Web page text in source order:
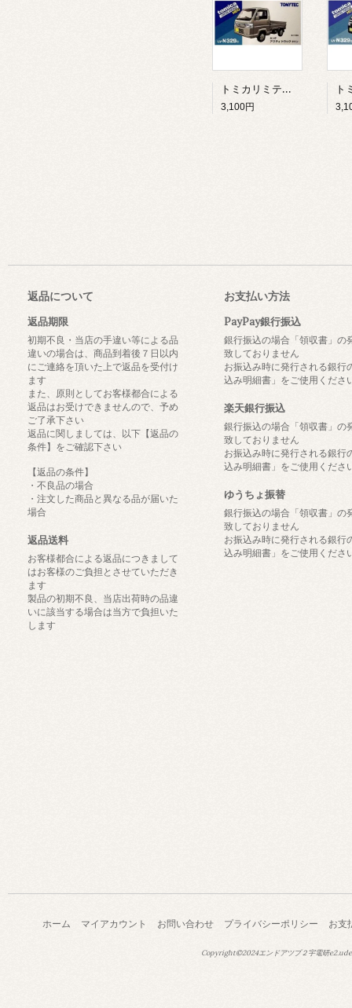
トミカリミテッドヴィンテージ ネオ LV-N329c ホンダ アクティ トラック タウン・銀
3,100円
返品について
返品期限
初期不良・当店の手違い等による品
違いの場合は、商品到着後７日以内
にご連絡を頂いた上で返品を受付け
ます
また、原則としてお客様都合による
返品はお受けできませんので、予め
ご了承下さい
返品に関しましては、以下【返品の
条件】をご確認下さい
【返品の条件】
・不良品の場合
・注文した商品と異なる品が届いた
場合
返品送料
お客様都合による返品につきまして
はお客様のご負担とさせていただき
ます
製品の初期不良、当店出荷時の品違
いに該当する場合は当方で負担いた
します
お支払い方法
PayPay銀行振込
銀行振込の場合「領収書」の
致しておりません
お振込み時に発行される銀行
込み明細書」をご使用くださ
楽天銀行振込
銀行振込の場合「領収書」の
致しておりません
お振込み時に発行される銀行
込み明細書」をご使用くださ
ゆうちょ振替
銀行振込の場合「領収書」の
致しておりません
お振込み時に発行される銀行
込み明細書」をご使用くださ
ホーム マイアカウント お問い合わせ プライバシーポリシー お支
Copyright©2024エンドアツプ２宇電研